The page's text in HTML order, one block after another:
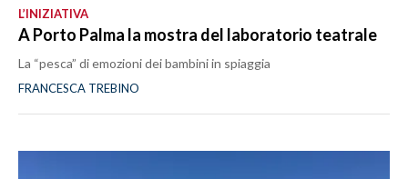
L’INIZIATIVA
A Porto Palma la mostra del laboratorio teatrale
La “pesca” di emozioni dei bambini in spiaggia
FRANCESCA TREBINO